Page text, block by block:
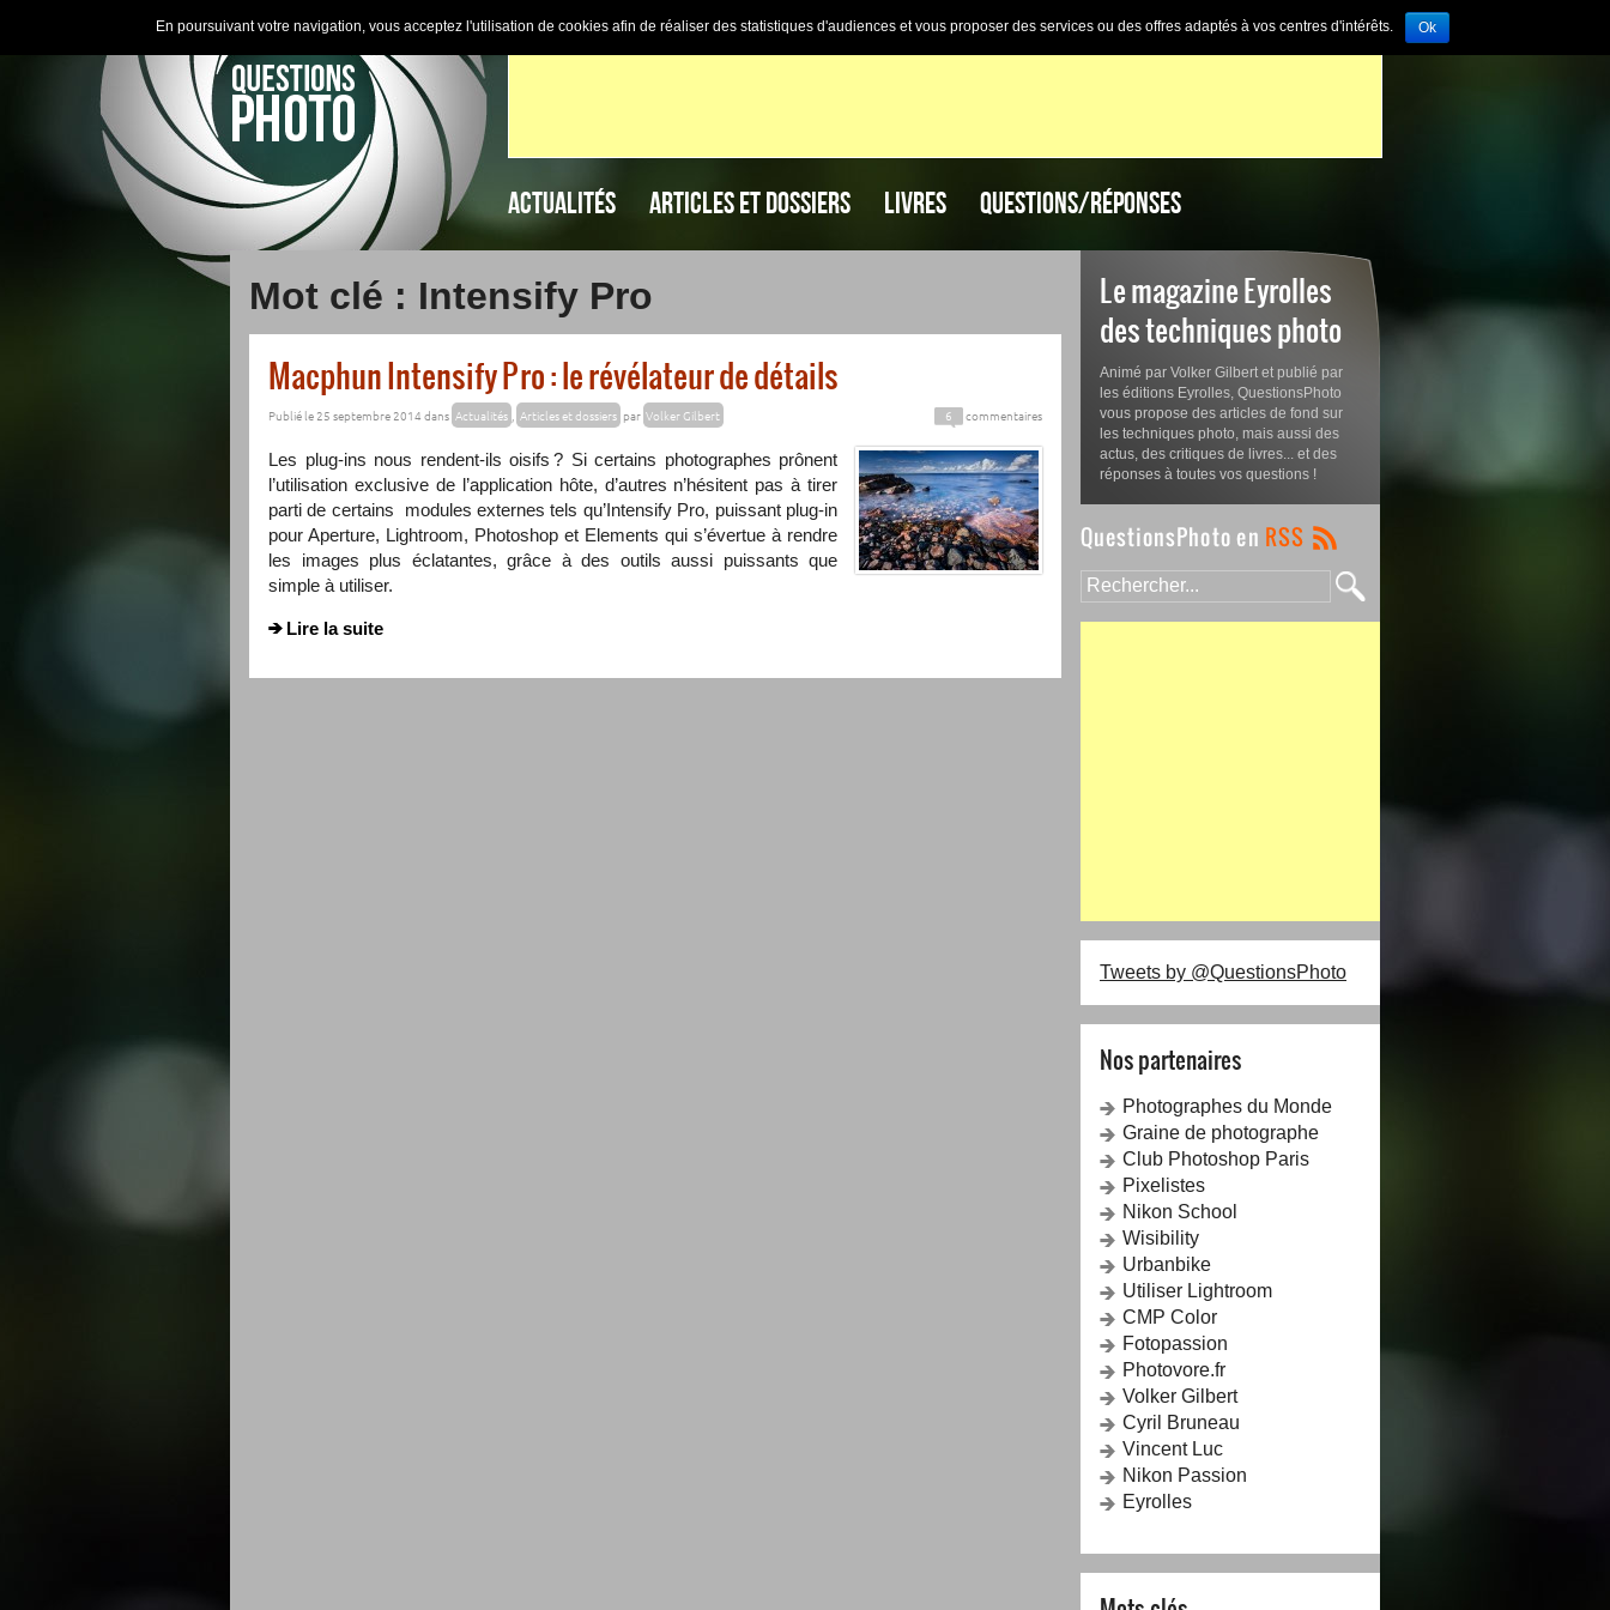
ACTUALITÉS ARTICLES ET DOSSIERS LIVRES QUESTIONS/RÉPONSES
Mot clé : Intensify Pro
Macphun Intensify Pro : le révélateur de détails
Publié le 25 septembre 2014 dans Actualités , Articles et dossiers par Volker Gilbert 6 commentaires
Les plug-ins nous rendent-ils oisifs ? Si certains photographes prônent
l’utilisation exclusive de l’application hôte, d’autres n’hésitent pas à tirer
parti de certains modules externes tels qu’Intensify Pro, puissant plug-in
pour Aperture, Lightroom, Photoshop et Elements qui s’évertue à rendre
les images plus éclatantes, grâce à des outils aussi puissants que
simple à utiliser.
Lire la suite
Le magazine Eyrolles
des techniques photo
Animé par Volker Gilbert et publié par
les éditions Eyrolles, QuestionsPhoto
vous propose des articles de fond sur
les techniques photo, mais aussi des
actus, des critiques de livres... et des
réponses à toutes vos questions !
Tweets by @QuestionsPhoto
Nos partenaires
Photographes du Monde
Graine de photographe
Club Photoshop Paris
Pixelistes
Nikon School
Wisibility
Urbanbike
Utiliser Lightroom
CMP Color
Fotopassion
Photovore.fr
Volker Gilbert
Cyril Bruneau
Vincent Luc
Nikon Passion
Eyrolles
En poursuivant votre navigation, vous acceptez l'utilisation de cookies afin de réaliser des statistiques d'audiences et vous proposer des services ou des offres adaptés à vos centres d'intérêts. Ok